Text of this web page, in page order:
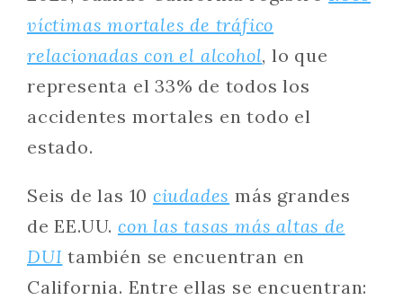
víctimas mortales de tráfico
relacionadas con el alcohol, lo que
representa el 33% de todos los
accidentes mortales en todo el
estado.
Seis de las 10 ciudades más grandes
de EE.UU. con las tasas más altas de
DUI también se encuentran en
California. Entre ellas se encuentran: